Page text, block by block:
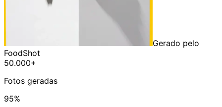
Gerado pelo
FoodShot
50.000+
Fotos geradas
95%